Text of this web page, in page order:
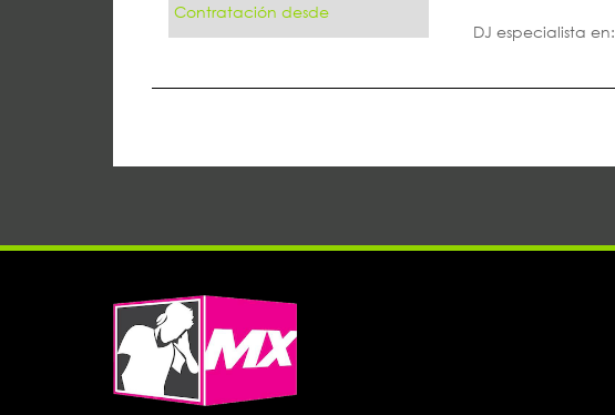
Contratación desde
DJ especialista en: